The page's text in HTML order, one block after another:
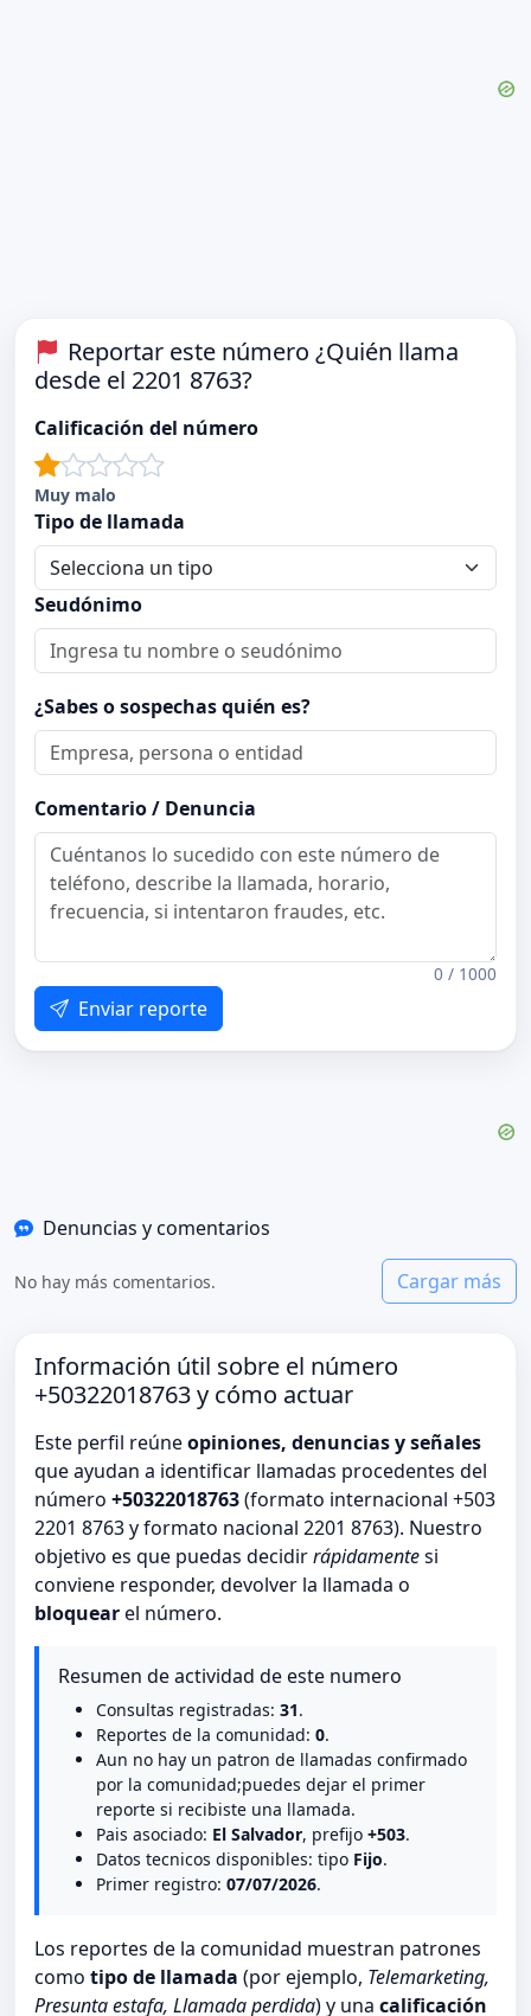
Reportar este número ¿Quién llama
desde el 2201 8763?
Calificación del número
Muy malo
Tipo de llamada
Seudónimo
¿Sabes o sospechas quién es?
Comentario / Denuncia
0 / 1000
Enviar reporte
Denuncias y comentarios
No hay más comentarios. Cargar más
Información útil sobre el número
+50322018763 y cómo actuar
Este perfil reúneopiniones, denuncias y señales
que ayudan a identificar llamadas procedentes del
número +50322018763(formato internacional +503
2201 8763 y formato nacional 2201 8763). Nuestro
objetivo es que puedas decidirrápidamentesi
conviene responder, devolver la llamada o
bloquearel número.
Resumen de actividad de este numero
Consultas registradas: 31.
Reportes de la comunidad: 0.
Aun no hay un patron de llamadas confirmado
por la comunidad;puedes dejar el primer
reporte si recibiste una llamada.
Pais asociado: El Salvador, prefijo +503.
Datos tecnicos disponibles: tipo Fijo.
Primer registro: 07/07/2026.
Los reportes de la comunidad muestran patrones
como tipo de llamada (por ejemplo, Telemarketing,
Presunta estafa, Llamada perdida) y una calificación